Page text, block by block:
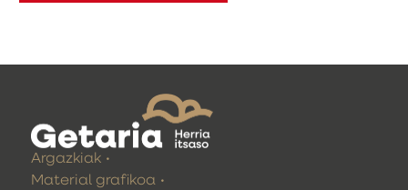
Argazkiak
Material grafikoa